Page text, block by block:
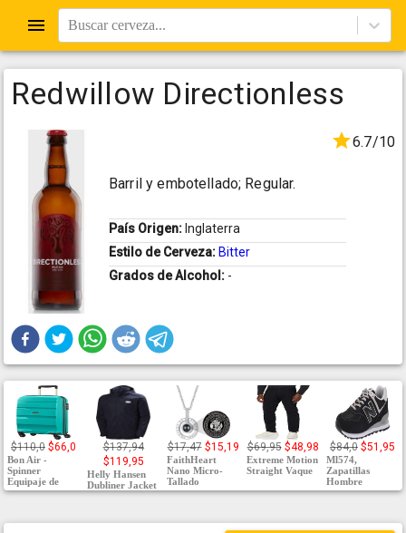
Buscar cerveza...
Redwillow Directionless
6.7/10
Barril y embotellado; Regular.
País Origen: Inglaterra
Estilo de Cerveza: Bitter
Grados de Alcohol: -
$110,0 $66,0
Bon Air -
Spinner
Equipaje de
$137,94
$119,95
Helly Hansen
Dubliner Jacket
$17,47 $15,19
FaithHeart
Nano Micro-
Tallado
$69,95 $48,98
Extreme Motion
Straight Vaque
$84,0 $51,95
Ml574,
Zapatillas
Hombre